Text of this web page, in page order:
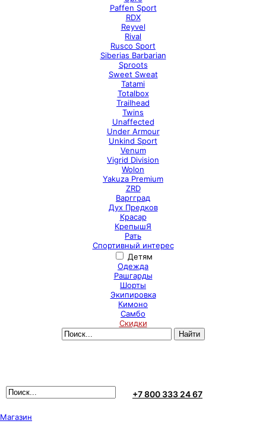
Paffen Sport
RDX
Reyvel
Rival
Rusco Sport
Siberias Barbarian
Sproots
Sweet Sweat
Tatami
Totalbox
Trailhead
Twins
Unaffected
Under Armour
Unkind Sport
Venum
Vigrid Division
Wolon
Yakuza Premium
ZRD
Варгград
Дух Предков
Красар
КрепышЯ
Рать
Спортивный интерес
Детям
Одежда
Рашгарды
Шорты
Экипировка
Кимоно
Самбо
Скидки
+7 800 333 24 67
Магазин